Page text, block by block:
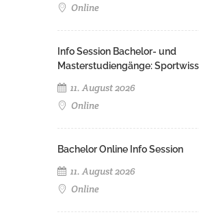
Online
Info Session Bachelor- und
Masterstudiengänge:
11. August 2026
Online
Bachelor Online Info Session
11. August 2026
Online